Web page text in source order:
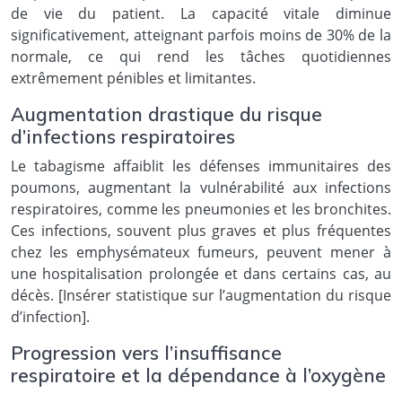
de vie du patient. La capacité vitale diminue
significativement, atteignant parfois moins de 30% de la
normale, ce qui rend les tâches quotidiennes
extrêmement pénibles et limitantes.
Augmentation drastique du risque
d’infections respiratoires
Le tabagisme affaiblit les défenses immunitaires des
poumons, augmentant la vulnérabilité aux infections
respiratoires, comme les pneumonies et les bronchites.
Ces infections, souvent plus graves et plus fréquentes
chez les emphysémateux fumeurs, peuvent mener à
une hospitalisation prolongée et dans certains cas, au
décès. [Insérer statistique sur l’augmentation du risque
d’infection].
Progression vers l’insuffisance
respiratoire et la dépendance à l’oxygène